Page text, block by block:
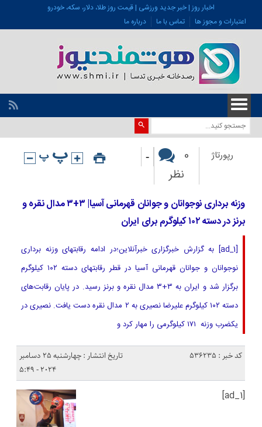
اخبار روز | خبر جدید ورزشی | قیمت روز طلا، دلار، سکه، خودرو
اعتبارات و مجوز ها
تماس با ما درباره ما
رپورتاژ
0
نظر
-
وزنه برداری نوجوانان و جوانان قهرمانی آسیا| ۳+۳ مدال نقره و
برنز در دسته ۱۰۲ کیلوگرم برای ایران
[ad_1] به گزارش خبرگزاری خبرآنلاین؛در ادامه رقابتهای وزنه برداری
نوجوانان و جوانان قهرمانی آسیا در قطر رقابتهای دسته ۱۰۲ کیلوگرم
برگزار شد و ایران به ۳+۳ مدال نقره و برنز رسید. در پایان رقابت‌های
دسته ۱۰۲ کیلوگرم علیرضا نصیری به ۲ مدال نقره دست یافت. نصیری در
یکضرب وزنه ۱۷۱ کیلوگرمی را مهار کرد و
کد خبر : 536235
تاریخ انتشار : چهارشنبه 25 دسامبر
2024 - 5:49
[ad_1]